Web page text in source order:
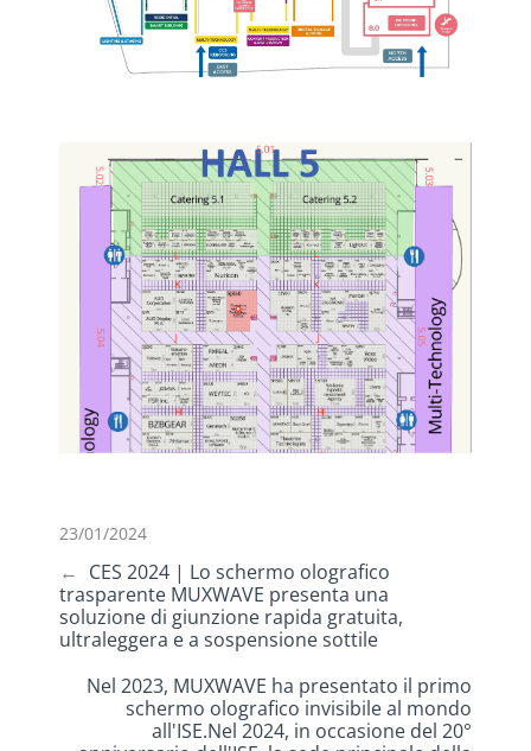
23/01/2024
← CES 2024 | Lo schermo olografico
trasparente MUXWAVE presenta una
soluzione di giunzione rapida gratuita,
ultraleggera e a sospensione sottile
Nel 2023, MUXWAVE ha presentato il primo
schermo olografico invisibile al mondo
all'ISE.Nel 2024, in occasione del 20°